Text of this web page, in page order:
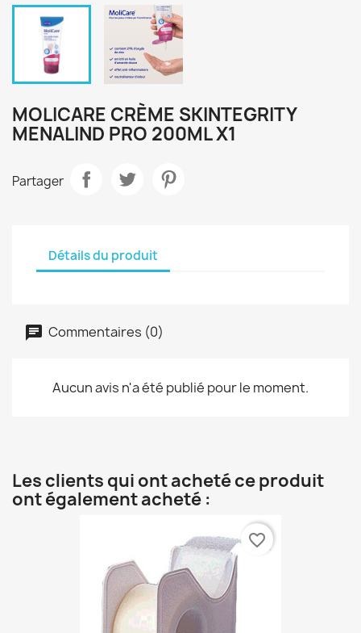
MOLICARE CRÈME SKINTEGRITY
MENALIND PRO 200ML X1
Partager
Détails du produit
Commentaires (0)
Aucun avis n'a été publié pour le moment.
Les clients qui ont acheté ce produit
ont également acheté :
favorite_border